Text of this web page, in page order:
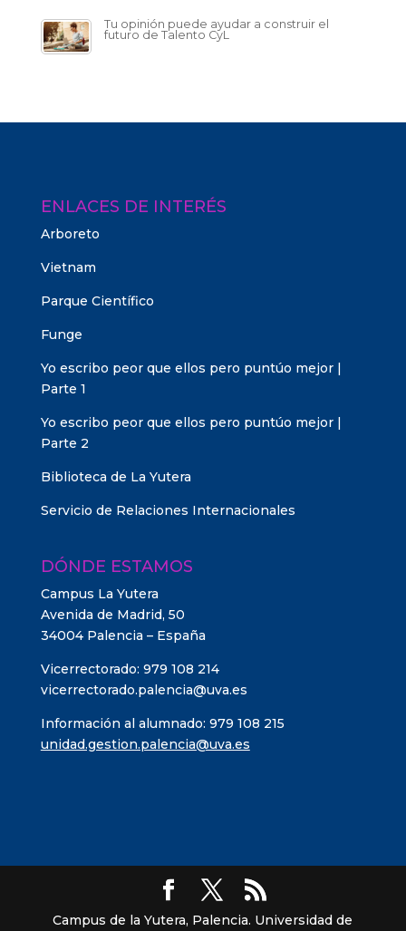
Tu opinión puede ayudar a construir el
futuro de Talento CyL
ENLACES DE INTERÉS
Arboreto
Vietnam
Parque Científico
Funge
Yo escribo peor que ellos pero puntúo mejor |
Parte 1
Yo escribo peor que ellos pero puntúo mejor |
Parte 2
Biblioteca de La Yutera
Servicio de Relaciones Internacionales
DÓNDE ESTAMOS
Campus La Yutera
Avenida de Madrid, 50
34004 Palencia – España
Vicerrectorado: 979 108 214
vicerrectorado.palencia@uva.es
Información al alumnado: 979 108 215
unidad.gestion.palencia@uva.es
Campus de la Yutera, Palencia. Universidad de